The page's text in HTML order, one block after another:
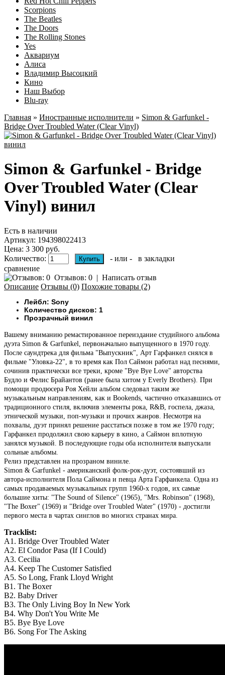
Scorpions
The Beatles
The Doors
The Rolling Stones
Yes
Аквариум
Алиса
Владимир Высоцкий
Кино
Наш Выбор
Blu-ray
Главная » Иностранные исполнители » Simon & Garfunkel -
Bridge Over Troubled Water (Clear Vinyl)
Simon & Garfunkel - Bridge
Over Troubled Water (Clear
Vinyl) винил
Есть в наличии
Артикул: 194398022413
Цена: 3 300 руб.
Количество:
- или -
в закладки
сравнение
Отзывов: 0 | Написать отзыв
Описание Отзывы (0) Похожие товары (2)
Лейбл: Sony
Количество дисков: 1
Прозрачный винил
Вашему вниманию ремастированное переиздание студийного альбома
дуэта Simon & Garfunkel, первоначально выпущенного в 1970 году.
После саундтрека для фильма "Выпускник", Арт Гарфанкел снялся в
фильме "Уловка-22", в то время как Пол Саймон работал над песнями,
сочинив практически все треки, кроме "Bye Bye Love" авторства
Будло и Фелис Брайантов (ранее была хитом у Everly Brothers). При
помощи продюсера Роя Хейли альбом следовал таким же
музыкальным направлениям, как и Bookends, частично отказавшись от
традиционного стиля, включив элементы рока, R&B, госпела, джаза,
этнической музыки, поп-музыки и прочих жанров. Несмотря на
похвалы, дуэт принял решение расстаться позже в том же 1970 году;
Гарфанкел продолжил свою карьеру в кино, а Саймон вплотную
занялся музыкой. В последующие годы оба исполнителя выпускали
сольные альбомы.
Релиз представлен на прозраном виниле.
Simon & Garfunkel - американский фолк-рок-дуэт, состоявший из
автора-исполнителя Пола Саймона и певца Арта Гарфанкела. Одна из
самых продаваемых музыкальных групп 1960-х годов, их самые
большие хиты: "The Sound of Silence" (1965), "Mrs. Robinson" (1968),
"The Boxer" (1969) и "Bridge over Troubled Water" (1970) - достигли
первого места в чартах синглов во многих странах мира.
Tracklist:
A1. Bridge Over Troubled Water
A2. El Condor Pasa (If I Could)
A3. Cecilia
A4. Keep The Customer Satisfied
A5. So Long, Frank Lloyd Wright
B1. The Boxer
B2. Baby Driver
B3. The Only Living Boy In New York
B4. Why Don't You Write Me
B5. Bye Bye Love
B6. Song For The Asking